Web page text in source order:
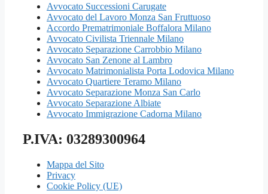
Avvocato Successioni Carugate
Avvocato del Lavoro Monza San Fruttuoso
Accordo Prematrimoniale Boffalora Milano
Avvocato Civilista Triennale Milano
Avvocato Separazione Carrobbio Milano
Avvocato San Zenone al Lambro
Avvocato Matrimonialista Porta Lodovica Milano
Avvocato Quartiere Teramo Milano
Avvocato Separazione Monza San Carlo
Avvocato Separazione Albiate
Avvocato Immigrazione Cadorna Milano
P.IVA: 03289300964
Mappa del Sito
Privacy
Cookie Policy (UE)